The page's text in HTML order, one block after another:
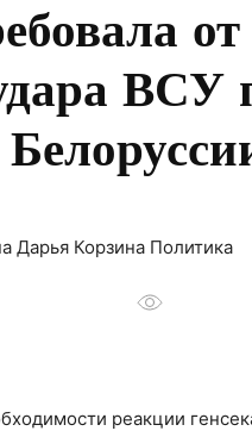
ВСУ
Дарья Корзина Политика
реакции